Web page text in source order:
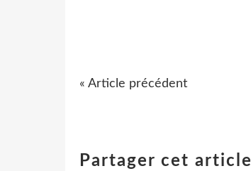
« Article précédent
Partager cet article